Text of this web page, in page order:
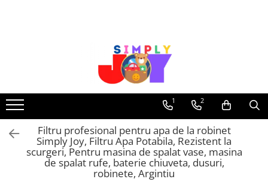
Frumusete, bijuterii, accesorii
fetite
Jucarii educative, interactive
Puzzle si seturi de construit
Stickere, Abtibilduri, Autocolante
Sosete dama
1 2
Filtru profesional pentru apa de la robinet
Simply Joy, Filtru Apa Potabila, Rezistent la
scurgeri, Pentru masina de spalat vase, masina
de spalat rufe, baterie chiuveta, dusuri,
robinete, Argintiu